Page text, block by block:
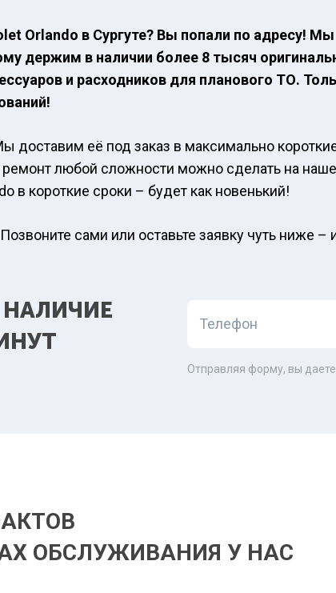
Orlando в Сургуте? Вы попали по адресу! Мы
держим в наличии более 8 тысяч
и расходников для планового ТО.
доставим её под заказ в максимально
ремонт любой сложности можно сделать на
в короткие сроки – будет как новенький!
сами или оставьте заявку чуть ниже
Телефон
Отправляя форму, вы даете
ОБСЛУЖИВАНИЯ У НАС